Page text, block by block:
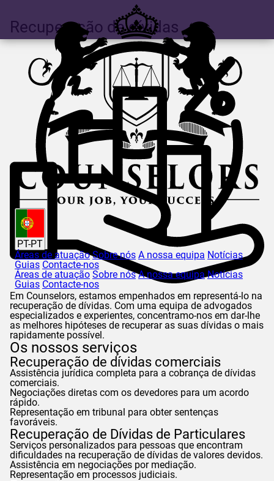
PT-PT
Áreas de atuação Sobre nós A nossa equipa Notícias
Guias Contacte-nos
Áreas de atuação Sobre nós A nossa equipa Notícias
Guias Contacte-nos
Recuperação de dívidas
Em Counselors, estamos empenhados em representá-lo na
recuperação de dívidas. Com uma equipa de advogados
especializados e experientes, concentramo-nos em dar-lhe
as melhores hipóteses de recuperar as suas dívidas o mais
rapidamente possível.
Os nossos serviços
Recuperação de dívidas comerciais
Assistência jurídica completa para a cobrança de dívidas
comerciais.
Negociações diretas com os devedores para um acordo
rápido.
Representação em tribunal para obter sentenças
favoráveis.
Recuperação de Dívidas de Particulares
Serviços personalizados para pessoas que encontram
dificuldades na recuperação de dívidas de valores devidos.
Assistência em negociações por mediação.
Representação em processos judiciais.